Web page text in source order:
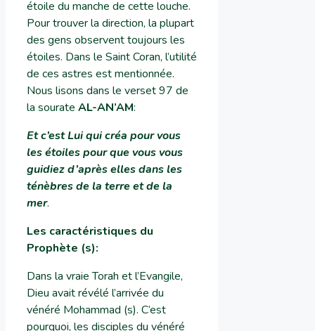
étoile du manche de cette louche.
Pour trouver la direction, la plupart
des gens observent toujours les
étoiles. Dans le Saint Coran, l’utilité
de ces astres est mentionnée.
Nous lisons dans le verset 97 de
la sourate AL-AN’AM:
Et c’est Lui qui créa pour vous
les étoiles pour que vous vous
guidiez d’après elles dans les
ténèbres de la terre et de la
mer.
Les caractéristiques du
Prophète (s):
Dans la vraie Torah et l’Evangile,
Dieu avait révélé l’arrivée du
vénéré Mohammad (s). C’est
pourquoi, les disciples du vénéré